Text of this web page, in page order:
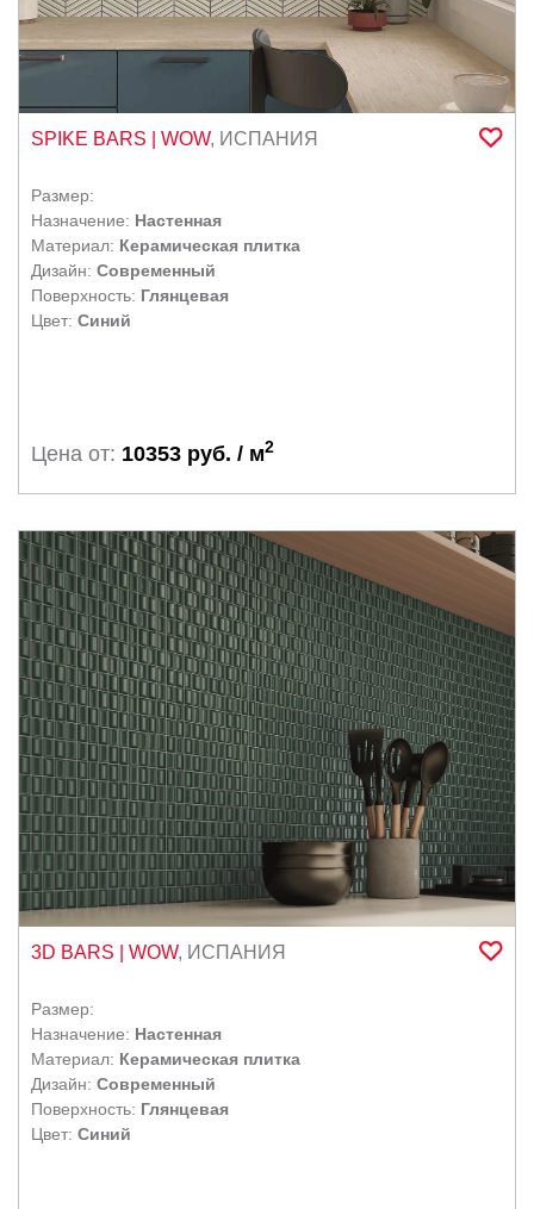
DNA Tiles
DUE G
ITALON CONTRACT
SPIKE BARS | WOW, ИСПАНИЯ
Размер:
Назначение: Настенная
Материал: Керамическая плитка
Дизайн: Современный
Поверхность: Глянцевая
Цвет: Синий
Цена от: 10353 руб. / м2
3D BARS | WOW, ИСПАНИЯ
Размер:
Назначение: Настенная
Материал: Керамическая плитка
Дизайн: Современный
Поверхность: Глянцевая
Цвет: Синий